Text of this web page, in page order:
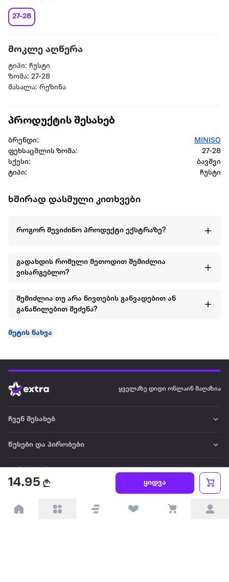
27-28
მოკლე აღწერა
ტიპი: ჩუსტი
ზომა: 27-28
მასალა: რეზინა
14.95 ყიდვა
პროდუქტის შესახებ
ბრენდი:
MINISO
ფეხსაცმლის ზომა:
27-28
სქესი:
ბავშვი
ტიპი:
ჩუსტი
ხშირად დასმული კითხვები
როგორ შევიძინო პროდუქტი ექსტრაზე?
გადახდის რომელი მეთოდით შემიძლია
ვისარგებლო?
შემიძლია თუ არა ნივთების განვადებით ან
განაწილებით შეძენა?
მეტის ნახვა
ყველაზე დიდი ონლაინ მაღაზია
ჩვენ შესახებ
წესები და პირობები